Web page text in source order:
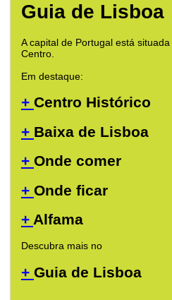
Guia de Lisboa
A capital de Portugal está
Centro.
Em destaque:
+ Centro Histórico
+ Baixa de Lisboa
+ Onde comer
+ Onde ficar
+ Alfama
Descubra mais no
+ Guia de Lisboa